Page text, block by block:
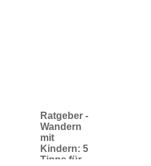
Ratgeber -
Wandern
mit
Kindern: 5
Tipps für